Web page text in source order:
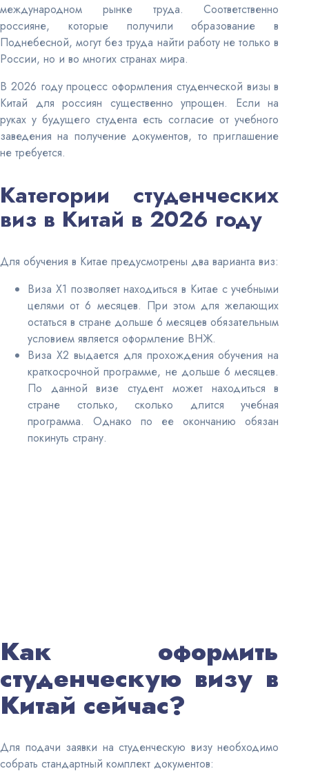
международном рынке труда. Соответственно
россияне, которые получили образование в
Поднебесной, могут без труда найти работу не только в
России, но и во многих странах мира.
В 2026 году процесс оформления студенческой визы в
Китай для россиян существенно упрощен. Если на
руках у будущего студента есть согласие от учебного
заведения на получение документов, то приглашение
не требуется.
Категории студенческих
виз в Китай в 2026 году
Для обучения в Китае предусмотрены два варианта виз:
Виза X1 позволяет находиться в Китае с учебными
целями от 6 месяцев. При этом для желающих
остаться в стране дольше 6 месяцев обязательным
условием является оформление ВНЖ.
Виза X2 выдается для прохождения обучения на
краткосрочной программе, не дольше 6 месяцев.
По данной визе студент может находиться в
стране столько, сколько длится учебная
программа. Однако по ее окончанию обязан
покинуть страну.
Как оформить
студенческую визу в
Китай сейчас?
Для подачи заявки на студенческую визу необходимо
собрать стандартный комплект документов: